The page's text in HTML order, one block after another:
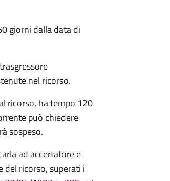
giorni dalla data di
nel ricorso.
ricorso, ha tempo 120
può chiedere
sospeso.
ad accertatore e
ricorso, superati i